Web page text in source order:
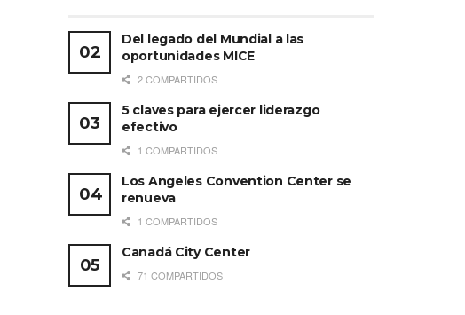
Del legado del Mundial a las
oportunidades MICE
2 COMPARTIDOS
5 claves para ejercer liderazgo
efectivo
1 COMPARTIDOS
Los Angeles Convention Center se
renueva
1 COMPARTIDOS
Canadá City Center
71 COMPARTIDOS